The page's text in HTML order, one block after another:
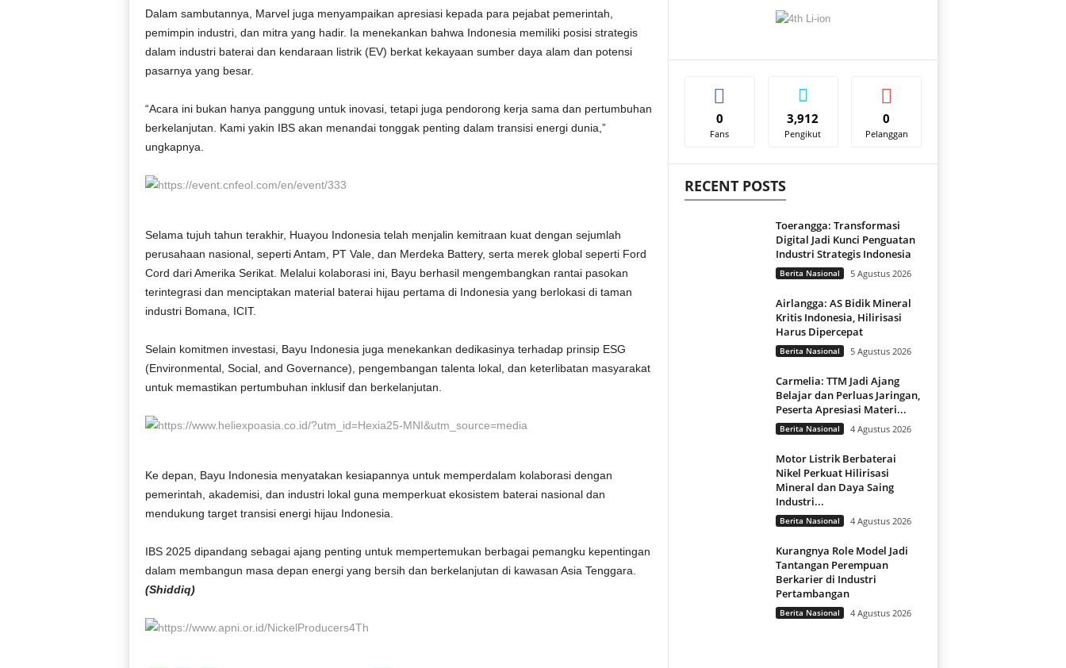
Dalam sambutannya, Marvel juga menyampaikan apresiasi kepada para pejabat pemerintah,
pemimpin industri, dan mitra yang hadir. Ia menekankan bahwa Indonesia memiliki posisi strategis
dalam industri baterai dan kendaraan listrik (EV) berkat kekayaan sumber daya alam dan potensi
pasarnya yang besar.
“Acara ini bukan hanya panggung untuk inovasi, tetapi juga pendorong kerja sama dan pertumbuhan
berkelanjutan. Kami yakin IBS akan menandai tonggak penting dalam transisi energi dunia,”
ungkapnya.
Selama tujuh tahun terakhir, Huayou Indonesia telah menjalin kemitraan kuat dengan sejumlah
perusahaan nasional, seperti Antam, PT Vale, dan Merdeka Battery, serta merek global seperti Ford
Cord dari Amerika Serikat. Melalui kolaborasi ini, Bayu berhasil mengembangkan rantai pasokan
terintegrasi dan menciptakan material baterai hijau pertama di Indonesia yang berlokasi di taman
industri Bomana, ICIT.
Selain komitmen investasi, Bayu Indonesia juga menekankan dedikasinya terhadap prinsip ESG
(Environmental, Social, and Governance), pengembangan talenta lokal, dan keterlibatan masyarakat
untuk memastikan pertumbuhan inklusif dan berkelanjutan.
Ke depan, Bayu Indonesia menyatakan kesiapannya untuk memperdalam kolaborasi dengan
pemerintah, akademisi, dan industri lokal guna memperkuat ekosistem baterai nasional dan
mendukung target transisi energi hijau Indonesia.
IBS 2025 dipandang sebagai ajang penting untuk mempertemukan berbagai pemangku kepentingan
dalam membangun masa depan energi yang bersih dan berkelanjutan di kawasan Asia Tenggara.
(Shiddiq)
0
Fans
3,912
Pengikut
0
Pelanggan
RECENT POSTS
Toerangga: Transformasi
Digital Jadi Kunci Penguatan
Industri Strategis Indonesia
Berita Nasional 5 Agustus 2026
Airlangga: AS Bidik Mineral
Kritis Indonesia, Hilirisasi
Harus Dipercepat
Berita Nasional 5 Agustus 2026
Carmelia: TTM Jadi Ajang
Belajar dan Perluas Jaringan,
Peserta Apresiasi Materi...
Berita Nasional 4 Agustus 2026
Motor Listrik Berbaterai
Nikel Perkuat Hilirisasi
Mineral dan Daya Saing
Industri...
Berita Nasional 4 Agustus 2026
Kurangnya Role Model Jadi
Tantangan Perempuan
Berkarier di Industri
Pertambangan
Berita Nasional 4 Agustus 2026